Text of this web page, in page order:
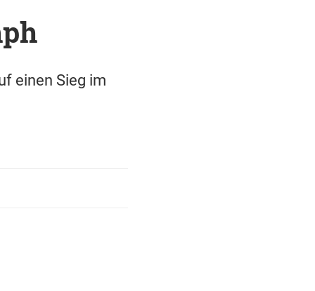
einen Sieg im